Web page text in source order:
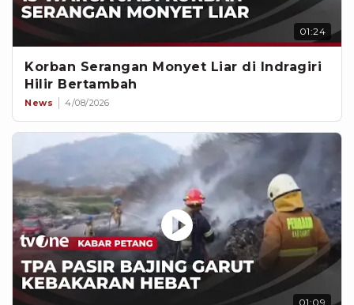
01:24
Korban Serangan Monyet Liar di Indragiri
Hilir Bertambah
News 4/08/2026
01:09